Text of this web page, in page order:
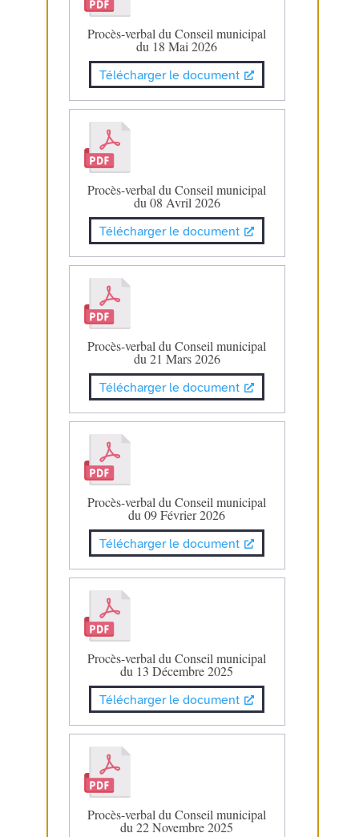
Procès-verbal du Conseil municipal
du 18 Mai 2026
Télécharger le document
Procès-verbal du Conseil municipal
du 08 Avril 2026
Télécharger le document
Procès-verbal du Conseil municipal
du 21 Mars 2026
Télécharger le document
Procès-verbal du Conseil municipal
du 09 Février 2026
Télécharger le document
Procès-verbal du Conseil municipal
du 13 Décembre 2025
Télécharger le document
Procès-verbal du Conseil municipal
du 22 Novembre 2025